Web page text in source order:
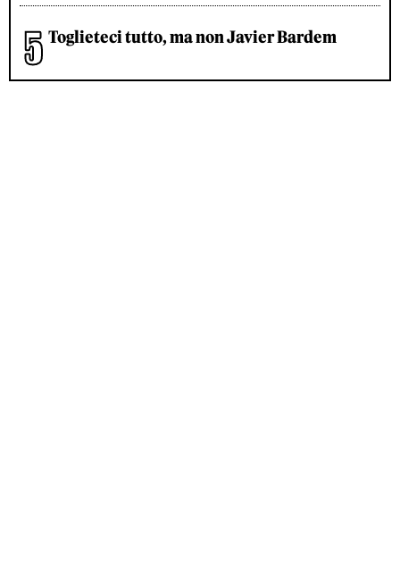
Toglieteci tutto, ma non Javier Bardem